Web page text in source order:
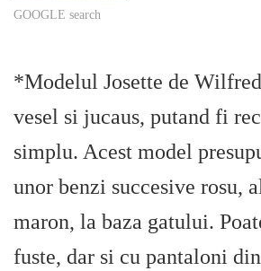
GOOGLE search
*Modelul Josette de
vesel si jucaus, putand fi
simplu. Acest model
unor benzi succesive rosu,
maron, la baza gatului.
fuste, dar si cu pantaloni